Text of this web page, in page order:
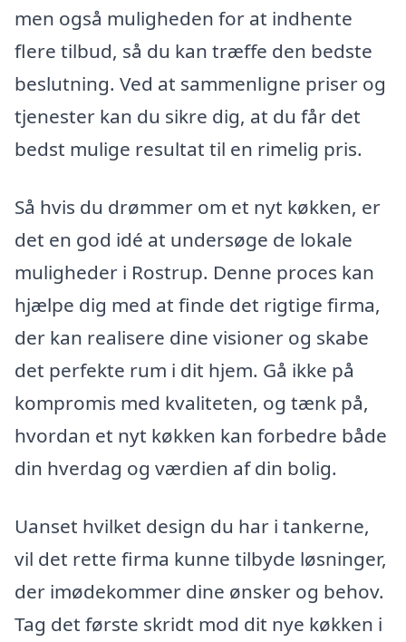
men også muligheden for at indhente
flere tilbud, så du kan træffe den bedste
beslutning. Ved at sammenligne priser og
tjenester kan du sikre dig, at du får det
bedst mulige resultat til en rimelig pris.
Så hvis du drømmer om et nyt køkken, er
det en god idé at undersøge de lokale
muligheder i Rostrup. Denne proces kan
hjælpe dig med at finde det rigtige firma,
der kan realisere dine visioner og skabe
det perfekte rum i dit hjem. Gå ikke på
kompromis med kvaliteten, og tænk på,
hvordan et nyt køkken kan forbedre både
din hverdag og værdien af din bolig.
Uanset hvilket design du har i tankerne,
vil det rette firma kunne tilbyde løsninger,
der imødekommer dine ønsker og behov.
Tag det første skridt mod dit nye køkken i